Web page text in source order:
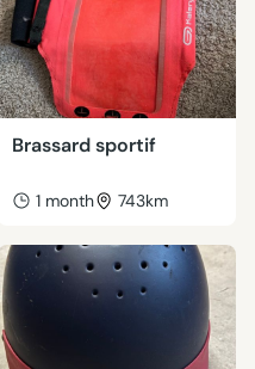
Brassard sportif
1 month 743km